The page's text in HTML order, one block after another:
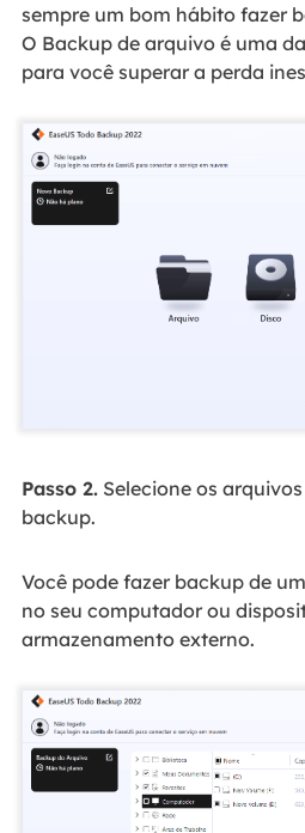
sempre um bom hábito fazer
O Backup de arquivo é uma
para você superar a perda
Passo 2.Selecione os
backup.
Você pode fazer backup de
no seu computador ou
armazenamento externo.